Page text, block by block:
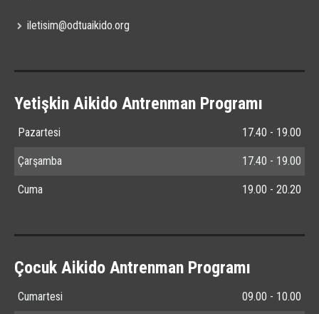
iletisim@odtuaikido.org
Yetişkin Aikido Antrenman Programı
Pazartesi 17.40 - 19.00
Çarşamba 17.40 - 19.00
Cuma 19.00 - 20.20
Çocuk Aikido Antrenman Programı
Cumartesi 09.00 - 10.00